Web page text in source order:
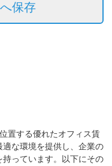
保存
置する優れたオフィス賃
な環境を提供し、企業の
っています。以下にその